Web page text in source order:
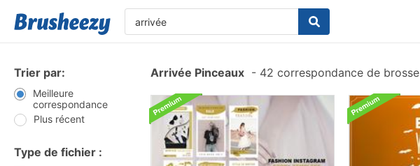
Trier par:
Meilleure
correspondance
Plus récent
Type de fichier :
Arrivée Pinceaux - 42 correspondance de brosse